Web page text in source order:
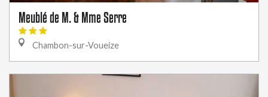
Meublé de M. & Mme Serre
Chambon-sur-Voueize